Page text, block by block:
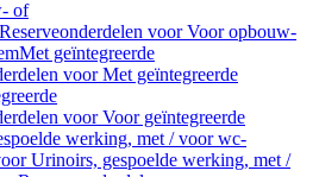
of
Reserveonderdelen voor Voor opbouw-
Met geïntegreerde
voor Met geïntegreerde
voor Voor geïntegreerde
werking, met / voor wc-
Urinoirs, gespoelde werking, met /